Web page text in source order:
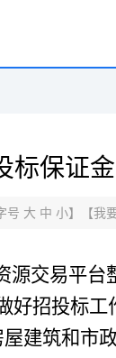
标保证
号 大 中 小】【我
交易平
好招投标
建筑和市